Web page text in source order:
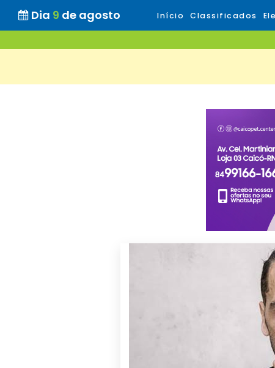
Dia 9 de agosto Início Classificados